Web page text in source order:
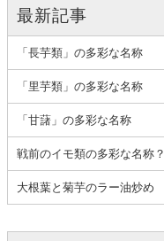
最新記事
「長芋類」の多彩な名称
「里芋類」の多彩な名称
「甘藷」の多彩な名称
戦前のイモ類の多彩な名称？
大根葉と菊芋のラー油炒め